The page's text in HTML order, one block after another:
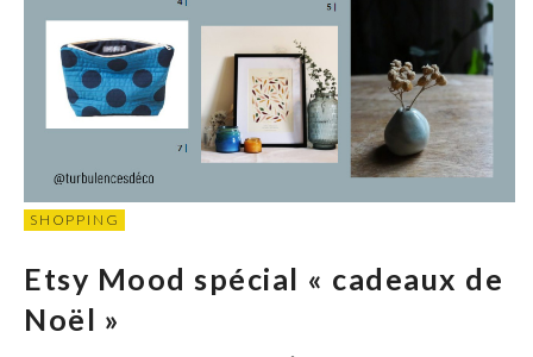
SHOPPING
Etsy Mood spécial « cadeaux de
Noël »